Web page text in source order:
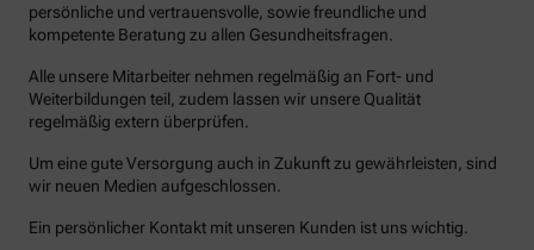
persönliche und vertrauensvolle, sowie freundliche und
kompetente Beratung zu allen Gesundheitsfragen.
Alle unsere Mitarbeiter nehmen regelmäßig an Fort- und
Weiterbildungen teil, zudem lassen wir unsere Qualität
regelmäßig extern überprüfen.
Um eine gute Versorgung auch in Zukunft zu gewährleisten, sind
wir neuen Medien aufgeschlossen.
Ein persönlicher Kontakt mit unseren Kunden ist uns wichtig.